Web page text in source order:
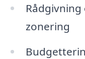
zonering